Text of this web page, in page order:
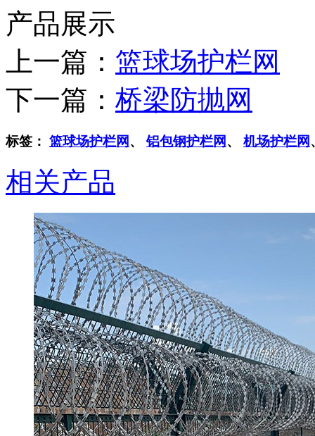
产品展示
上一篇： 篮球场护栏网
下一篇： 桥梁防抛网
标签： 篮球场护栏网 、铝包钢护栏网 、 机场护栏网
相关产品